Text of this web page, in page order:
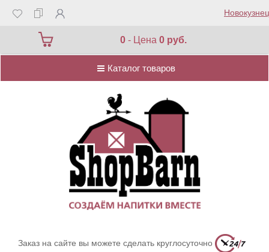
0 - Цена0 руб.
Каталог товаров
Каталог товаров
Заказ на сайте вы можете сделать круглосуточно